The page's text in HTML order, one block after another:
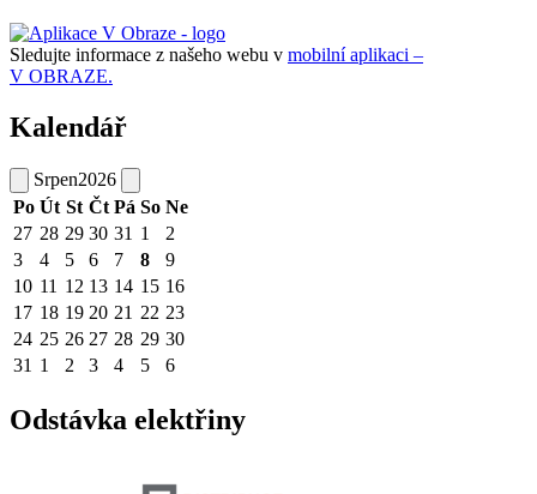
Sledujte informace z našeho webu v mobilní aplikaci –
V OBRAZE.
Kalendář
Srpen2026
Po Út St Čt Pá So Ne
27 28 29 30 31 1
2
3
4 5 6 7 8
9
10 11 12 13 14 15 16
17 18 19 20 21 22 23
24 25 26 27 28 29 30
31 1 2 3 4 5 6
Odstávka elektřiny